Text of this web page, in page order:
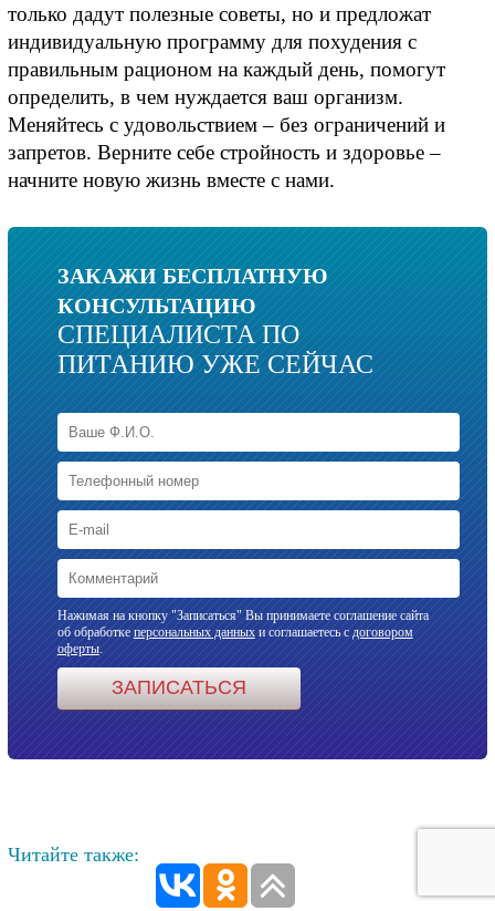
только дадут полезные советы, но и предложат
индивидуальную программу для похудения с
правильным рационом на каждый день, помогут
определить, в чем нуждается ваш организм.
Меняйтесь с удовольствием – без ограничений и
запретов. Верните себе стройность и здоровье –
начните новую жизнь вместе с нами.
ЗАКАЖИ БЕСПЛАТНУЮ
КОНСУЛЬТАЦИЮ
СПЕЦИАЛИСТА ПО
ПИТАНИЮ УЖЕ СЕЙЧАС
Нажимая на кнопку "Записаться" Вы принимаете соглашение сайта
об обработке персональных данныхи соглашаетесь с договором
оферты.
Читайте также: